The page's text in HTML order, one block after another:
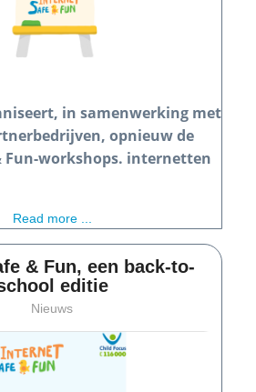
in samenwerking met
opnieuw de
Fun-workshops. internetten
Read more ...
& Fun, een back-to-
editie
Nieuws